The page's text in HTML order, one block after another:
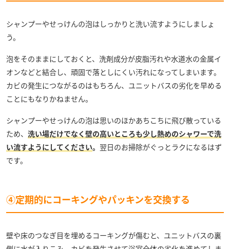
シャンプーやせっけんの泡はしっかりと洗い流すようにしましょ
う。
泡をそのままにしておくと、洗剤成分が皮脂汚れや水道水の金属イ
オンなどと結合し、頑固で落としにくい汚れになってしまいます。
カビの発生につながるのはもちろん、ユニットバスの劣化を早める
ことにもなりかねません。
シャンプーやせっけんの泡は思いのほかあちこちに飛び散っている
ため、 洗い場だけでなく壁の高いところも少し熱めのシャワーで洗
い流すようにしてください。 翌日のお掃除がぐっとラクになるはず
です。
④定期的にコーキングやパッキンを交換する
壁や床のつなぎ目を埋めるコーキングが傷むと、ユニットバスの裏